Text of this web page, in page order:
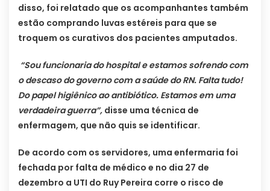
disso, foi relatado que os acompanhantes também
estão comprando luvas estéreis para que se
troquem os curativos dos pacientes amputados.
“Sou funcionaria do hospital e estamos sofrendo com
o descaso do governo com a saúde do RN. Falta tudo!
Do papel higiênico ao antibiótico. Estamos em uma
verdadeira guerra”, disse uma técnica de
enfermagem, que não quis se identificar.
De acordo com os servidores, uma enfermaria foi
fechada por falta de médico e no dia 27 de
dezembro a UTI do Ruy Pereira corre o risco de